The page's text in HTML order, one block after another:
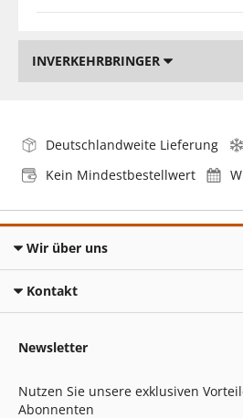
INVERKEHRBRINGER
Deutschlandweite Lieferung
Kein Mindestbestellwert
Wir über uns
Kontakt
Newsletter
Nutzen Sie unsere exklusiven
Abonnenten